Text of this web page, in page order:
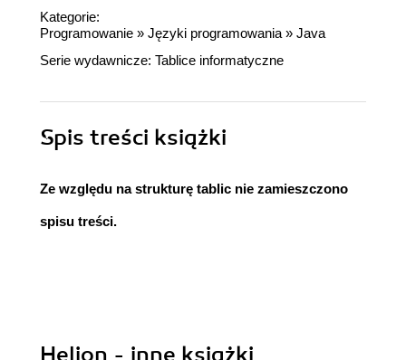
Kategorie:
Programowanie » Języki programowania » Java
Serie wydawnicze: Tablice informatyczne
Spis treści książki
Ze względu na strukturę tablic nie zamieszczono
spisu treści.
Helion - inne książki